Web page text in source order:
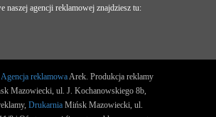
naszej agencji reklamowej znajdziesz tu:
Agencja reklamowaArek. Produkcja reklamy
Mazowiecki, ul. J. Kochanowskiego 8b,
Drukarnia Mińsk Mazowiecki, ul.